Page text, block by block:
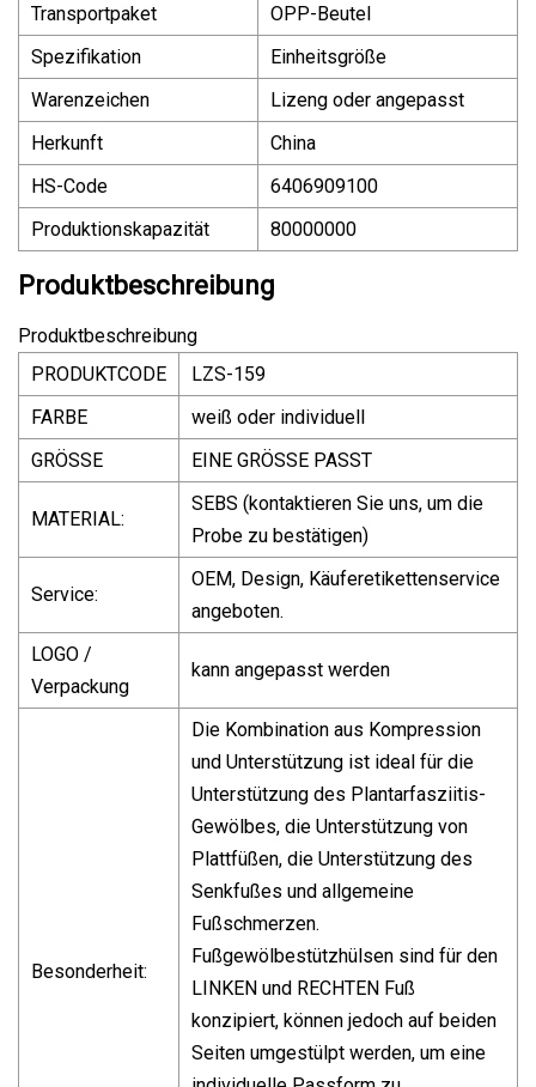
Transportpaket
OPP-Beutel
Spezifikation
Einheitsgröße
Warenzeichen
Lizeng oder angepasst
Herkunft
China
HS-Code
6406909100
Produktionskapazität
80000000
Produktbeschreibung
Produktbeschreibung
PRODUKTCODE
LZS-159
FARBE
weiß oder individuell
GRÖSSE
EINE GRÖSSE PASST
MATERIAL:
SEBS (kontaktieren Sie uns, um die
Probe zu bestätigen)
Service:
OEM, Design, Käuferetikettenservice
angeboten.
LOGO /
Verpackung
kann angepasst werden
Besonderheit:
Die Kombination aus Kompression
und Unterstützung ist ideal für die
Unterstützung des Plantarfasziitis-
Gewölbes, die Unterstützung von
Plattfüßen, die Unterstützung des
Senkfußes und allgemeine
Fußschmerzen.
Fußgewölbestützhülsen sind für den
LINKEN und RECHTEN Fuß
konzipiert, können jedoch auf beiden
Seiten umgestülpt werden, um eine